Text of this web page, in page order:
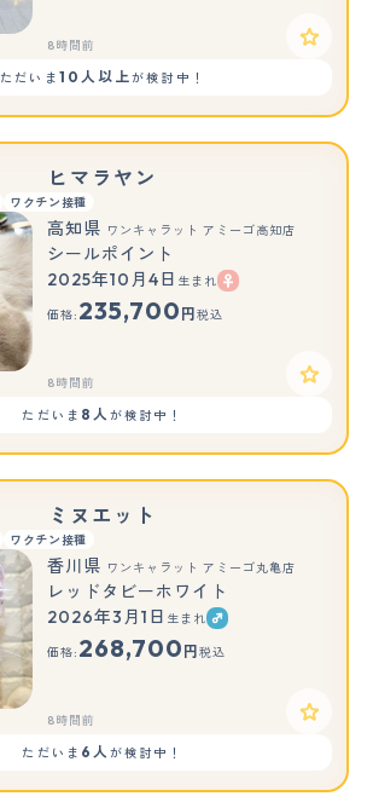
8時間前
ただいま 10人以上が検討中！
ヒマラヤン
ワクチン接種
高知県 ワンキャラット アミーゴ高知店
シールポイント
2025年10月4日 生まれ
価格: 235,700 円 税込
8時間前
ただいま 8人が検討中！
ミヌエット
ワクチン接種
もっと見る
香川県 ワンキャラット アミーゴ丸亀店
レッドタビーホワイト
2026年3月1日 生まれ
価格: 268,700 円 税込
8時間前
ただいま 6人が検討中！